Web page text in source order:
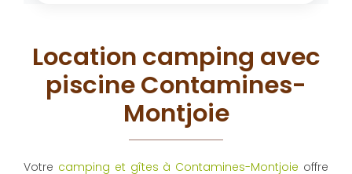
Location camping avec
piscine Contamines-
Montjoie
Votre camping et gîtes à Contamines-Montjoie offre